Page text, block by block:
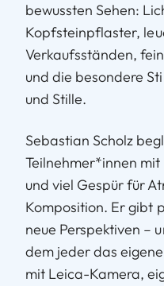
bewussten Sehen:
Kopfsteinpflaster,
Verkaufsständen,
und die besondere
und Stille.
Sebastian Scholz
Teilnehmer*innen
und viel Gespür für
Komposition. Er gibt
neue Perspektiven –
dem jeder das
mit Leica-Kamera,